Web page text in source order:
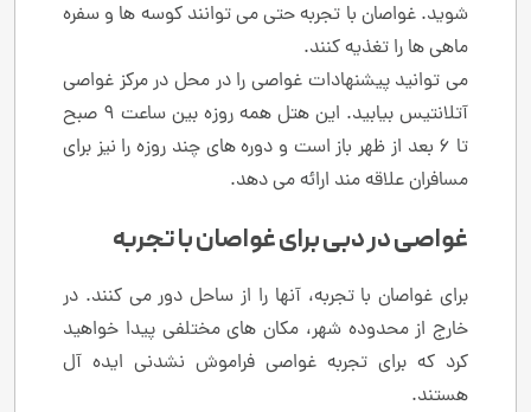
شوید. غواصان با تجربه حتی می توانند کوسه ها و سفره
ماهی ها را تغذیه کنند.
می توانید پیشنهادات غواصی را در محل در مرکز غواصی
آتلانتیس بیابید. این هتل همه روزه بین ساعت 9 صبح
تا 6 بعد از ظهر باز است و دوره های چند روزه را نیز برای
مسافران علاقه مند ارائه می دهد.
غواصی در دبی برای غواصان با تجربه
برای غواصان با تجربه، آنها را از ساحل دور می کنند. در
خارج از محدوده شهر، مکان های مختلفی پیدا خواهید
کرد که برای تجربه غواصی فراموش نشدنی ایده آل
هستند.